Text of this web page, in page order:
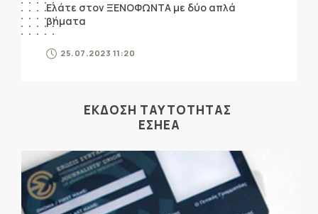
Ελάτε στον ΞΕΝΟΦΩΝΤΑ με δύο απλά
βήματα
25.07.2023 11:20
ΕΚΔΟΣΗ ΤΑΥΤΟΤΗΤΑΣ
ΕΣΗΕΑ